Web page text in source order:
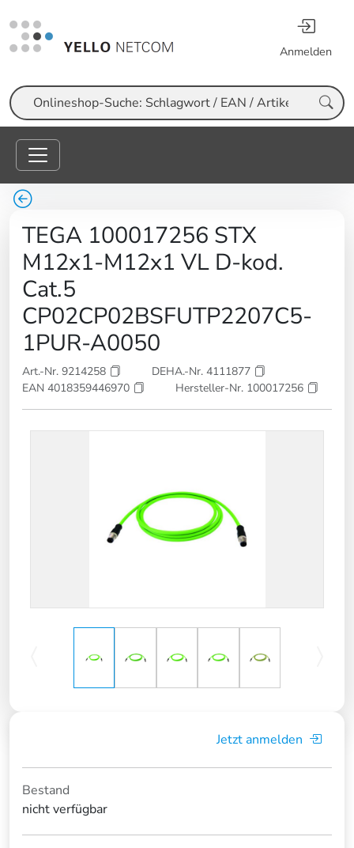
Anmelden
Suche
TEGA 100017256 STX
M12x1-M12x1 VL D-kod.
Cat.5
CP02CP02BSFUTP2207C5-
1PUR-A0050
Art.-Nr. 9214258
DEHA.-Nr. 4111877
EAN 4018359446970
Hersteller-Nr. 100017256
Jetzt anmelden
Bestand
nicht verfügbar